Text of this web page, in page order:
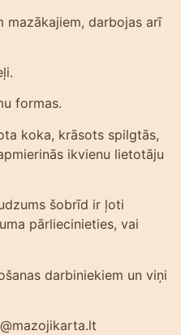
mazākajiem, darbojas arī
formas.
koka, krāsots spilgtās,
ikvienu lietotāju
šobrīd ir ļoti
pārliecinieties, vai
darbiniekiem un viņi